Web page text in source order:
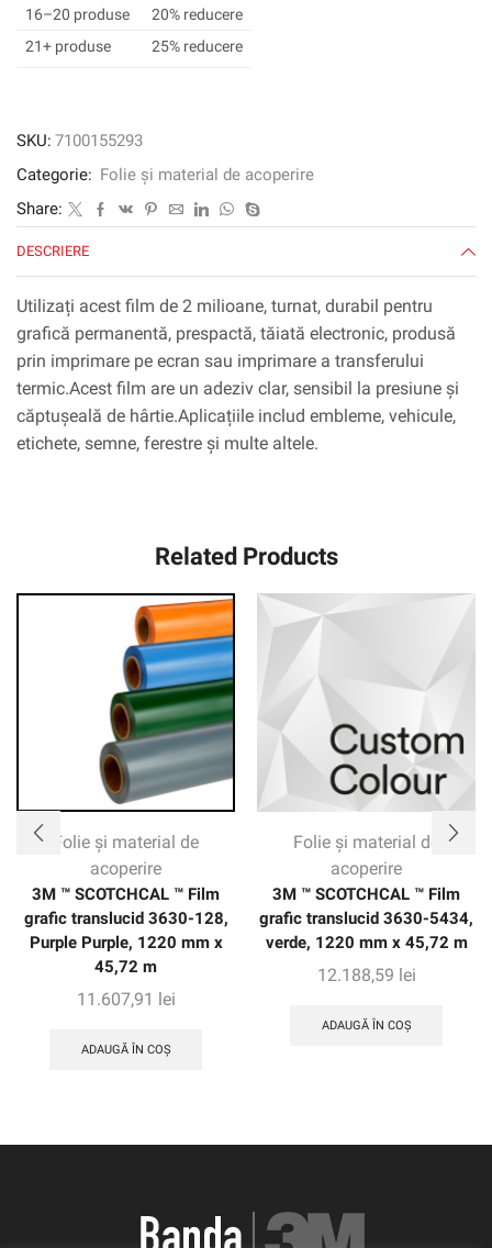
Film
7125-
mm
45,72
m
16–20 produse
20% reducere
21+ produse
25% reducere
SKU: 7100155293
Categorie: Folie și material de acoperire
Share:
DESCRIERE
Utilizați acest film de 2 milioane, turnat, durabil pentru
grafică permanentă, prespactă, tăiată electronic, produsă
prin imprimare pe ecran sau imprimare a transferului
termic.Acest film are un adeziv clar, sensibil la presiune și
căptușeală de hârtie.Aplicațiile includ embleme, vehicule,
etichete, semne, ferestre și multe altele.
Related Products
Folie și material de
acoperire
3M ™ SCOTCHCAL ™ Film
grafic translucid 3630-128,
Purple Purple, 1220 mm x
45,72 m
11.607,91 lei
ADAUGĂ ÎN COȘ
Folie și material de
acoperire
3M ™ SCOTCHCAL ™ Film
grafic translucid 3630-5434,
verde, 1220 mm x 45,72 m
12.188,59 lei
ADAUGĂ ÎN COȘ